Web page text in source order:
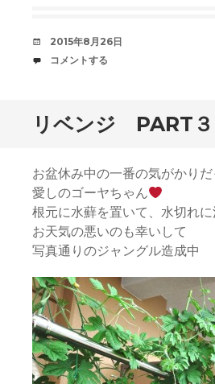
デ
ー
2015年8月26日
コ
コメントする
リベンジ PART３
お盆休み中の一番の気がかりだ
愛しのゴーヤちゃん
根元に水蘚を置いて、水切れ
お天気の悪いのも幸いして
写真通りのジャングル造成中